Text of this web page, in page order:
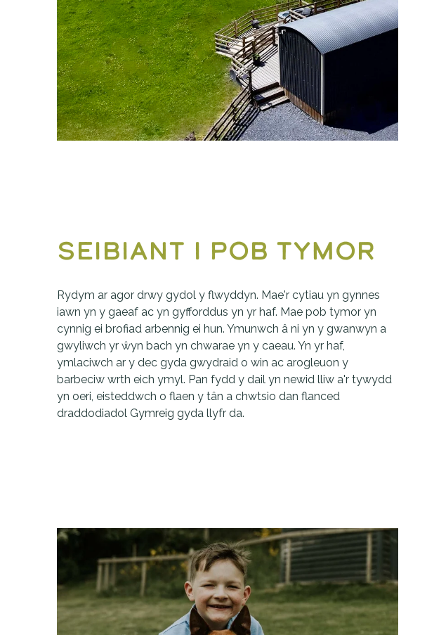
Seibiant i pob tymor
Rydym ar agor drwy gydol y flwyddyn. Mae'r cytiau yn gynnes
iawn yn y gaeaf ac yn gyfforddus yn yr haf. Mae pob tymor yn
cynnig ei brofiad arbennig ei hun. Ymunwch â ni yn y gwanwyn a
gwyliwch yr ŵyn bach yn chwarae yn y caeau. Yn yr haf,
ymlaciwch ar y dec gyda gwydraid o win ac arogleuon y
barbeciw wrth eich ymyl. Pan fydd y dail yn newid lliw a'r tywydd
yn oeri, eisteddwch o flaen y tân a chwtsio dan flanced
draddodiadol Gymreig gyda llyfr da.